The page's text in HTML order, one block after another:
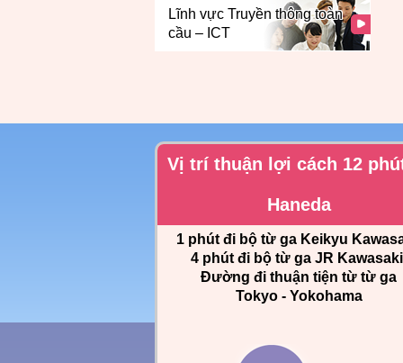
Lĩnh vực Truyền thông toàn
cầu – ICT
Vị trí thuận lợi cách 12
Haneda
1 phút đi bộ từ ga Keikyu
4 phút đi bộ từ ga JR
Đường đi thuận tiện từ từ ga
Tokyo - Yokohama